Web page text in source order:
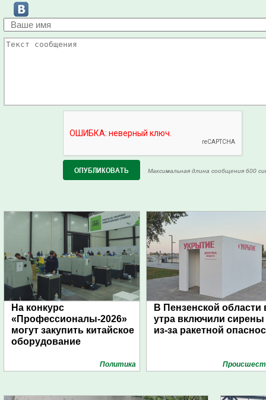
Максимальная длина сообщения 600
На конкурс
«Профессионалы-2026»
могут закупить китайское
оборудование
Политика
В Пензенской области
утра включили сирены
из-за ракетной